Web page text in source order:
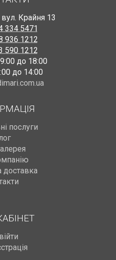
вул. Крайня 13
334 5471
936 1212
590 1212
до 18:00
до 14:00
послуги
доставка